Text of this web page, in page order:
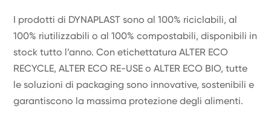
I prodotti di DYNAPLAST sono al 100% riciclabili, al
100% riutilizzabili o al 100% compostabili, disponibili in
stock tutto l’anno. Con etichettatura ALTER ECO
RECYCLE, ALTER ECO RE-USE o ALTER ECO BIO, tutte
le soluzioni di packaging sono innovative, sostenibili e
garantiscono la massima protezione degli alimenti.